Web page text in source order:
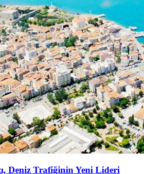
Deniz Trafiğinin Yeni Lideri